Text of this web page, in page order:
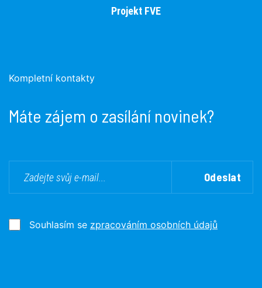
Projekt FVE
Kompletní kontakty
Máte zájem o zasílání novinek?
Souhlasím se zpracováním osobních údajů
Odeslat